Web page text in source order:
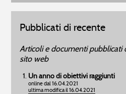
Pubblicati di recente
Articoli e documenti pubblicati
sito web
Un anno di obiettivi raggiunti
online dal 16.04.2021
ultima modifica il 16.04.2021